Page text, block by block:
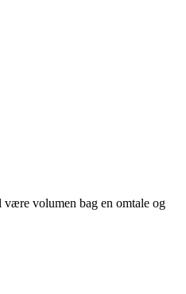
være volumen bag en omtale og